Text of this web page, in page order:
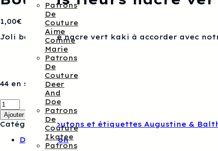
Patrons
De
Couture
Aime
Comme
Marie
Patrons
De
Couture
Deer
And
Doe
Patrons
De
Couture
Ikatee
Patrons
1,00€
Joli bouton de nacre vert kaki à accorder avec
44 en stock
quantité
de
Boutons
fleurs
vert
Ajouter au panier
Catégorie :Boutons et étiquettes Augustine &
Description